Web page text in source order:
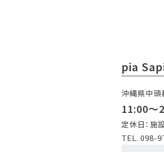
pia
沖縄県中頭
11:00～
定休日：施
TEL. 098-